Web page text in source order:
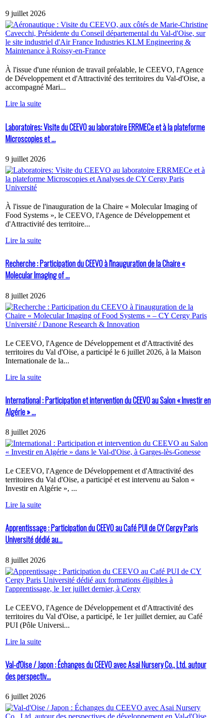
9 juillet 2026
À l'issue d'une réunion de travail préalable, le CEEVO, l'Agence
de Développement et d'Attractivité des territoires du Val-d'Oise, a
accompagné Mari...
Lire la suite
Laboratoires: Visite du CEEVO au laboratoire ERRMECe et à la plateforme
Microscopies et ...
9 juillet 2026
À l'issue de l'inauguration de la Chaire « Molecular Imaging of
Food Systems », le CEEVO, l'Agence de Développement et
d'Attractivité des territoire...
Lire la suite
Recherche : Participation du CEEVO à l'inauguration de la Chaire «
Molecular Imaging of ...
8 juillet 2026
Le CEEVO, l'Agence de Développement et d'Attractivité des
territoires du Val d'Oise, a participé le 6 juillet 2026, à la Maison
Internationale de la...
Lire la suite
International : Participation et intervention du CEEVO au Salon « Investir en
Algérie » ...
8 juillet 2026
Le CEEVO, l'Agence de Développement et d'Attractivité des
territoires du Val d'Oise, a participé et est intervenu au Salon «
Investir en Algérie », ...
Lire la suite
Apprentissage : Participation du CEEVO au Café PUI de CY Cergy Paris
Université dédié au...
8 juillet 2026
Le CEEVO, l'Agence de Développement et d'Attractivité des
territoires du Val d'Oise, a participé, le 1er juillet dernier, au Café
PUI (Pôle Universi...
Lire la suite
Val-d'Oise / Japon : Échanges du CEEVO avec Asai Nursery Co., Ltd. autour
des perspectiv...
6 juillet 2026